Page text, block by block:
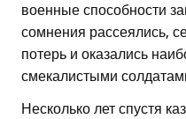
военные способности
сомнения рассеялись,
потерь и оказались
смекалистыми
Несколько лет спустя